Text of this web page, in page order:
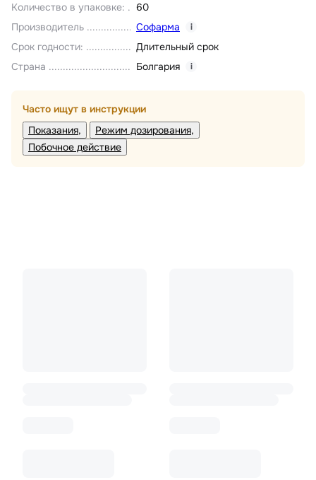
Количество в упаковке:
60
Производитель
Софарма i
Срок годности:
Длительный срок
Страна
Болгария i
Часто ищут в инструкции
Показания
Режим дозирования
Побочное действие